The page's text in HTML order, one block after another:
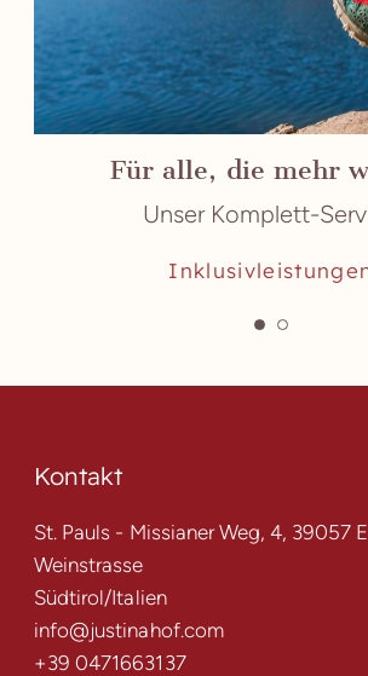
Für alle, die mehr
Unser Komplett-
Kontakt
St. Pauls - Missianer Weg, 4, 39057
Weinstrasse
Südtirol/Italien
info@justinahof.com
+39 0471663137